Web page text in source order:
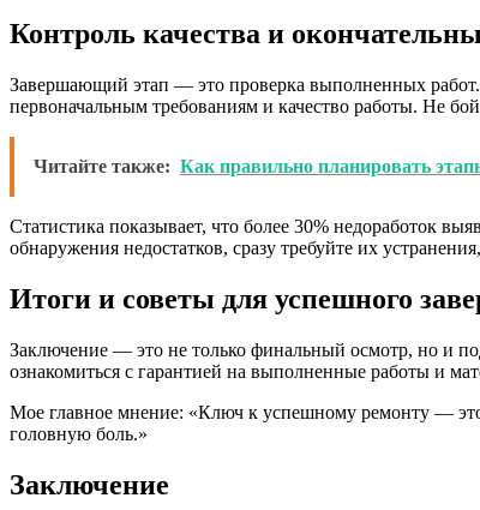
Контроль качества и
Завершающий этап — это проверка выполненных
первоначальным требованиям и качество работы. Не
Читайте также: Как правильно планировать
Статистика показывает, что более 30% недоработок
обнаружения недостатков, сразу требуйте их
Итоги и советы для успешного
Заключение — это не только финальный осмотр, но и
ознакомиться с гарантией на выполненные работы и
Мое главное мнение: «Ключ к успешному ремонту — это
головную боль.»
Заключение